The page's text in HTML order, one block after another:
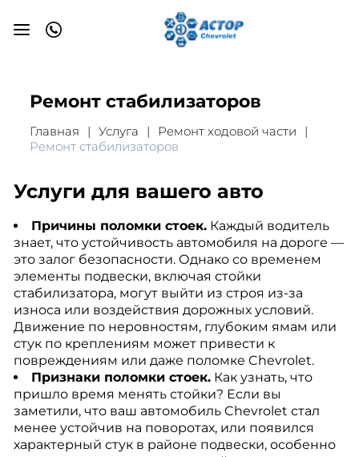
Ремонт стабилизаторов
Главная Услуга
Ремонт ходовой части
Ремонт стабилизаторов
Услуги для вашего авто
Причины поломки стоек.Каждый водитель
знает, что устойчивость автомобиля на дороге —
это залог безопасности. Однако со временем
элементы подвески, включая стойки
стабилизатора, могут выйти из строя из-за
износа или воздействия дорожных условий.
Движение по неровностям, глубоким ямам или
стук по креплениям может привести к
повреждениям или даже поломке Chevrolet.
Признаки поломки стоек.Как узнать, что
пришло время менять стойки? Если вы
заметили, что ваш автомобиль Chevrolet стал
менее устойчив на поворотах, или появился
характерный стук в районе подвески, особенно